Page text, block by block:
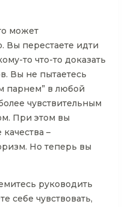
может
Вы перестаете идти
то что-то доказать
Вы не пытаетесь
парнем” в любой
чувствительным
При этом вы
–
Но теперь вы
руководить
себе чувствовать,